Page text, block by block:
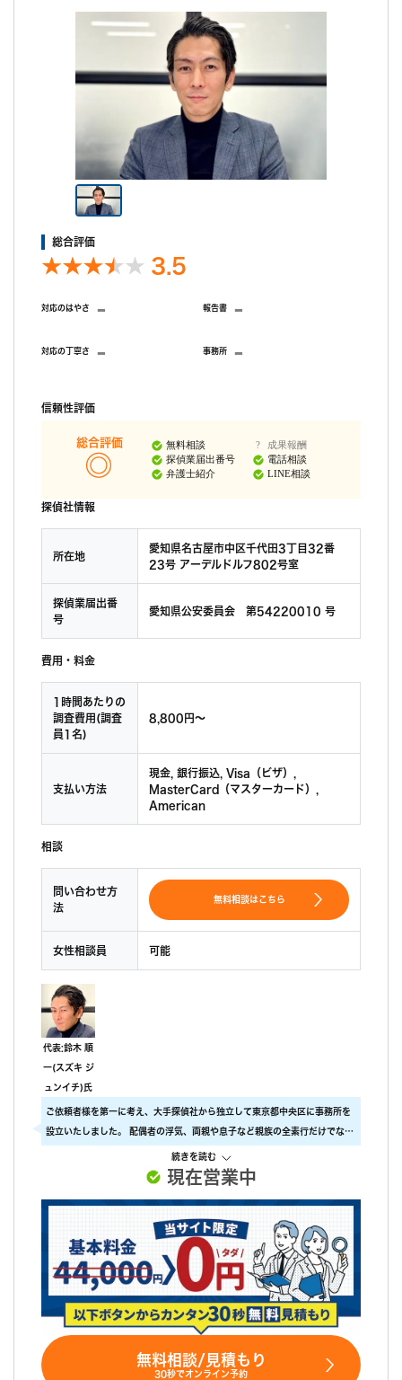
ご希望の日程を選んで無料相談！
金 土 日 月 火 水
8/7 8/8 8/9 8/10
8/11
○
8/12
○
8/13 8/14 8/15
無料相談/見積もり
総合評価
3.5
対応のはやさ - 報告書 -
対応の丁寧さ - 事務所 -
信頼性評価
総合評価
無料相談
探偵業届出番号
弁護士紹介
成果報酬
電話相談
LINE相談
探偵社情報
所在地
愛知県名古屋市中区千代田3丁目32番
23号 アーデルドルフ802号室
探偵業届出番
号
愛知県公安委員会 第54220010 号
費用・料金
1時間あたりの
調査費用(調査
員1名)
8,800円〜
支払い方法
現金, 銀行振込, Visa（ビザ）,
MasterCard（マスターカード）,
American
相談
問い合わせ方
法
無料相談はこちら
女性相談員 可能
代表:鈴木 順
一(スズキ ジ
ュンイチ)氏
ご依頼者様を第一に考え、大手探偵社から独立して東京都中央区に事務所を
設立いたしました。 配偶者の浮気、両親や息子など親族の全素行だけでな
く、ストーカー行為の証拠、行方不明者の捜索、企業調査まで調査全般を承
続きを読む
現在営業中
無料相談/見積もり
30秒でオンライン予約